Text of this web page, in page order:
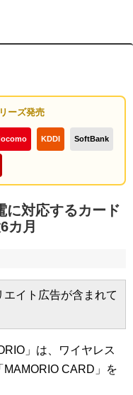
ーズ発売
KDDI SoftBank
に対応するカード
カ月
イト広告が含まれて
」は、ワイヤレス
CARD」を